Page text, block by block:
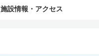
施設情報・アクセス